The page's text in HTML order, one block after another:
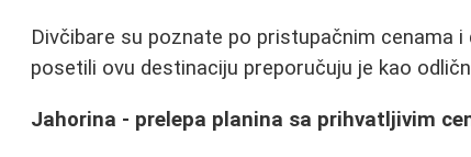
Divčibare su poznate po pristupačnim cenama
posetili ovu destinaciju preporučuju je kao
Jahorina - prelepa planina sa prihvatljivim